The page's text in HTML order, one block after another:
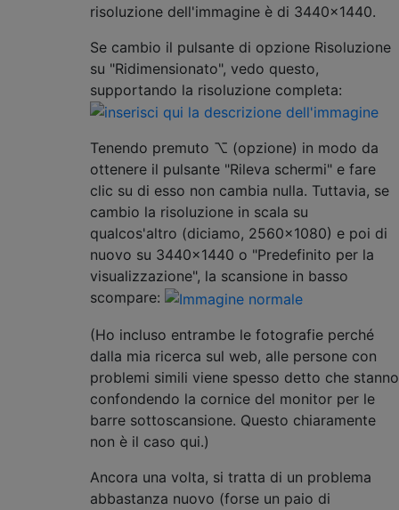
risoluzione dell'immagine è di 3440x1440.
Se cambio il pulsante di opzione Risoluzione
su "Ridimensionato", vedo questo,
supportando la risoluzione completa:
Tenendo premuto ⌥ (opzione) in modo da
ottenere il pulsante "Rileva schermi" e fare
clic su di esso non cambia nulla. Tuttavia, se
cambio la risoluzione in scala su
qualcos'altro (diciamo, 2560x1080) e poi di
nuovo su 3440x1440 o "Predefinito per la
visualizzazione", la scansione in basso
scompare:
(Ho incluso entrambe le fotografie perché
dalla mia ricerca sul web, alle persone con
problemi simili viene spesso detto che stanno
confondendo la cornice del monitor per le
barre sottoscansione. Questo chiaramente
non è il caso qui.)
Ancora una volta, si tratta di un problema
abbastanza nuovo (forse un paio di